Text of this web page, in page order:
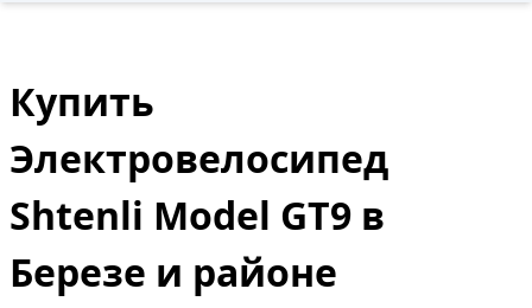
Купить
Электровелосипед
Shtenli Model GT9 в
Березе и районе